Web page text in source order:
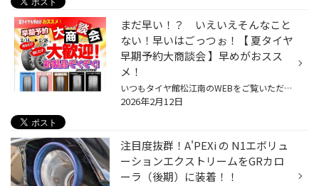
まだ早い！？ いえいえそんなこと
ない！早いはごっつぉ！【 夏タイヤ
早期予約大商談会 】早めがおスス
メ！
いつもタイヤ館松江南のWEBをご覧いただきありがとうございます 店長の立石です！ 2月になりブリヂストン夏タイヤの新製品がぞくぞく登場！ そこで夏タイヤへの履き替え前に！ 2/14～2/28まで 夏タイヤ大商談会を開催致します！ 『夏物』と銘打ってますがスタッドレスタイヤも！ 新製品から在庫処分...
2026年2月12日
注目度抜群！A'PEXi の N1エボリュ
ーションエクストリームをGRカロ
ーラ（後期）に装着！！